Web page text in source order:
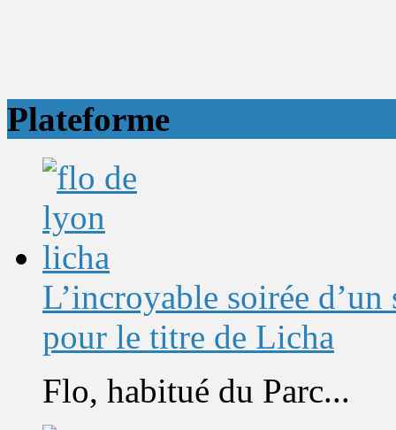
Plateforme
L’incroyable soirée
pour le titre de Licha
Flo, habitué du Parc...